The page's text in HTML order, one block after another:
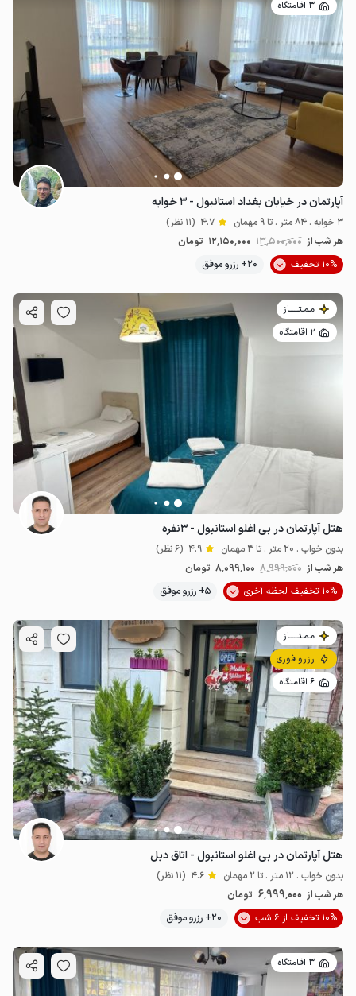
3 اقامتگاه
آپارتمان در خیابان بغداد استانبول - ۳ خوابه
3 خوابه . 84 متر . تا 9 مهمان 4.7 (11 نظر)
هر شب از 13٬500٬000 12٬150٬000 تومان
10% تخفیف
20+ رزرو موفق
مـمـتــــــاز
2 اقامتگاه
هتل آپارتمان در بی اغلو استانبول - ۳نفره
بدون خواب . 20 متر . تا 3 مهمان 4.9 (6 نظر)
هر شب از 8٬999٬000 8٬099٬100 تومان
10% تخفیف لحظه آخری
5+ رزرو موفق
مـمـتــــــاز
رزرو فوری
6 اقامتگاه
هتل آپارتمان در بی اغلو استانبول - اتاق دبل
بدون خواب . 12 متر . تا 2 مهمان 4.6 (11 نظر)
هر شب از 6٬999٬000 تومان
10% تخفیف از 6 شب
20+ رزرو موفق
3 اقامتگاه